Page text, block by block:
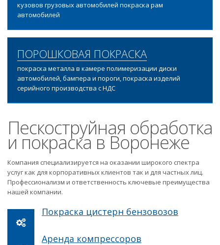
кузовов грузовых автомобилей покраска рам
автомобилей
ПОРОШКОВАЯ ПОКРАСКА
покраска металла в камере полимеризации диски
автомобилей, бампера и пороги, покраска изделий
серийного производства с НДС
Пескоструйная обработка
и покраска в Воронеже
Компания специализируется на оказании широкого спектра
услуг как для корпоративных клиентов так и для частных лиц.
Профессионализм и ответственность ключевые преимущества
нашей компании.
Покраска цистерн бензовозов
Аренда компрессоров